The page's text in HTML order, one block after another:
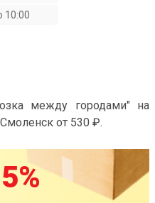
10:00
между городами" на
от 530 ₽.